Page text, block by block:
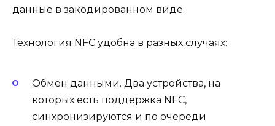
данные в закодированном виде.
Технология NFC удобна в разных случаях:
Обмен данными. Два устройства, на
которых есть поддержка NFC,
синхронизируются и по очереди